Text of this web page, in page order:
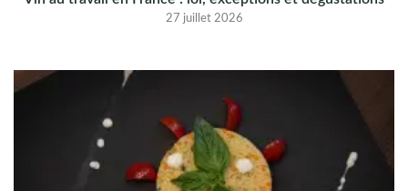
27 juillet 2026